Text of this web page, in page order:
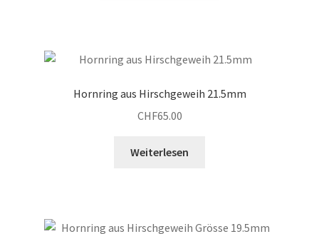
Hornring aus Hirschgeweih 21.5mm
CHF65.00
Weiterlesen